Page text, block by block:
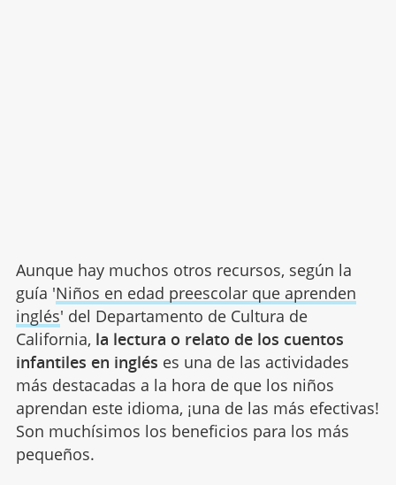
Aunque hay muchos otros recursos, según la
guía 'Niños en edad preescolar que aprenden
inglés' del Departamento de Cultura de
California, la lectura o relato de los cuentos
infantiles en inglés es una de las actividades
más destacadas a la hora de que los niños
aprendan este idioma, ¡una de las más efectivas!
Son muchísimos los beneficios para los más
pequeños.